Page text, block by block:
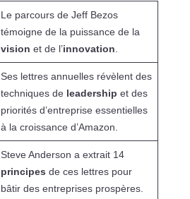
Le parcours de Jeff Bezos
témoigne de la puissance de la
vision et de l’innovation
Ses lettres annuelles révèlent des
techniques de leadership et des
priorités d’entreprise essentielles
à la croissance d’Amazon.
Steve Anderson a extrait 14
principes de ces lettres pour
bâtir des entreprises prospères.